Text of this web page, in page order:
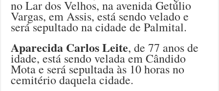
no Lar dos Velhos, na avenida Getúlio
Vargas, em Assis, está sendo velado e
será sepultado na cidade de Palmital.
Aparecida Carlos Leite, de 77 anos de
idade, está sendo velada em Cândido
Mota e será sepultada às 10 horas no
cemitério daquela cidade.